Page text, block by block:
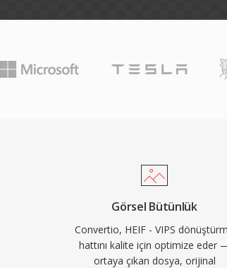
Görsel Bütünlük
Convertio, HEIF - VIPS
hattını kalite için optimize eder
ortaya çıkan dosya, orijinal